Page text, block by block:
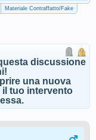
Materiale Contraffatto/Fake
discussione
una nuova
tuo intervento